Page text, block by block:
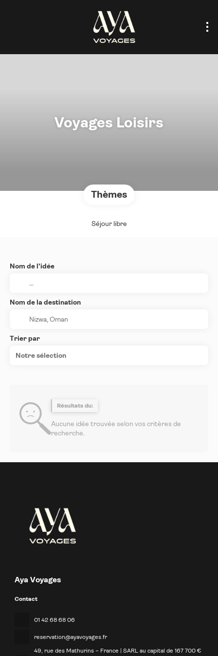
Voyages Loisirs
Thèmes
Séjour libre
Nom de l’idée
Nom de la destination
Trier par
Notre sélection
Résultats du:
Aucune idée trouvée selon vos critères de
recherche.
Aya Voyages
Contact
01 42 68 68 06
reservation@ayavoyages.fr
49, rue des Mathurins – France | SARL au capital de 167 700 €